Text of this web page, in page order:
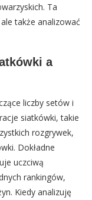
Ta
także analizować
a
liczby setów i
siatkówki, takie
rozgrywek,
Dokładne
uczciwą
rankingów,
Kiedy analizuję